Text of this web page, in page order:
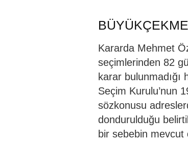
Kararda Mehmet
seçimlerinden 82
karar bulunmadığı
Seçim Kurulu’nun
sözkonusu
dondurulduğu
bir sebebin mevcut